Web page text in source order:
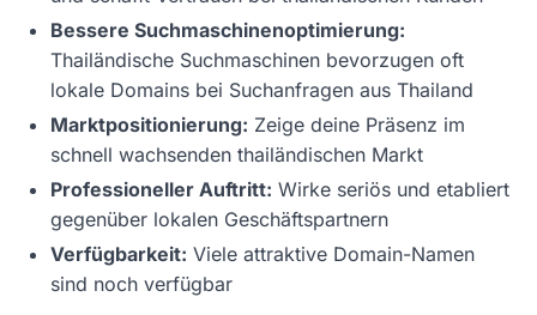
Bessere Suchmaschinenoptimierung:
Thailändische Suchmaschinen bevorzugen oft
lokale Domains bei Suchanfragen aus Thailand
Marktpositionierung: Zeige deine Präsenz im
schnell wachsenden thailändischen Markt
Professioneller Auftritt: Wirke seriös und etabliert
gegenüber lokalen Geschäftspartnern
Verfügbarkeit: Viele attraktive Domain-Namen
sind noch verfügbar